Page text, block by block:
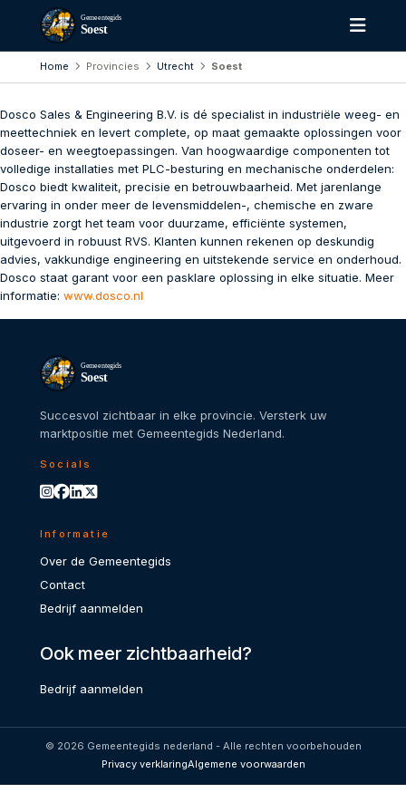
Gemeentegids
Soest
Home Provincies Utrecht Soest
Dosco Sales & Engineering B.V. is dé specialist in industriële weeg- en
meettechniek en levert complete, op maat gemaakte oplossingen voor
doseer- en weegtoepassingen. Van hoogwaardige componenten tot
volledige installaties met PLC-besturing en mechanische onderdelen:
Dosco biedt kwaliteit, precisie en betrouwbaarheid. Met jarenlange
ervaring in onder meer de levensmiddelen-, chemische en zware
industrie zorgt het team voor duurzame, efficiënte systemen,
uitgevoerd in robuust RVS. Klanten kunnen rekenen op deskundig
advies, vakkundige engineering en uitstekende service en onderhoud.
Dosco staat garant voor een pasklare oplossing in elke situatie. Meer
informatie: www.dosco.nl
Gemeentegids
Soest
Succesvol zichtbaar in elke provincie. Versterk uw
marktpositie met Gemeentegids Nederland.
Socials
Informatie
Over de Gemeentegids
Contact
Bedrijf aanmelden
Ook meer zichtbaarheid?
Bedrijf aanmelden
© 2026 Gemeentegids nederland - Alle rechten voorbehouden
Privacy verklaringAlgemene voorwaarden